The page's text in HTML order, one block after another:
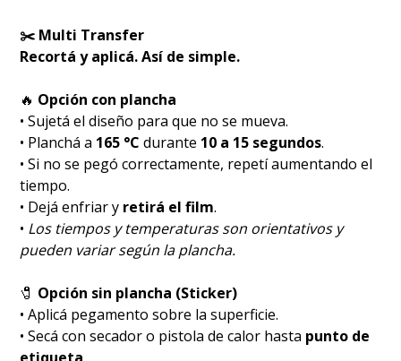
✂️ Multi Transfer
Recortá y aplicá. Así de simple.
🔥 Opción con plancha
• Sujetá el diseño para que no se mueva.
• Planchá a 165 °C durante 10 a 15 segundos.
• Si no se pegó correctamente, repetí aumentando el
tiempo.
• Dejá enfriar y retirá el film.
• Los tiempos y temperaturas son orientativos y
pueden variar según la plancha.
🧷 Opción sin plancha (Sticker)
• Aplicá pegamento sobre la superficie.
• Secá con secador o pistola de calor hasta punto de
etiqueta